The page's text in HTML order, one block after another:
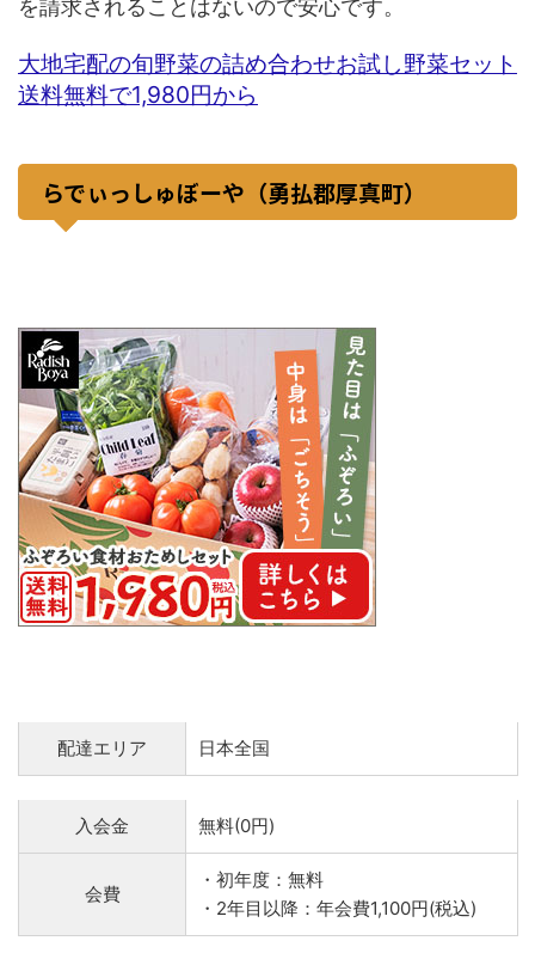
を請求されることはないので安心です。
大地宅配の旬野菜の詰め合わせお試し野菜セット
送料無料で1,980円から
らでぃっしゅぼーや（勇払郡厚真町）
配達エリア 日本全国
入会金 無料(0円)
会費
・初年度：無料
・2年目以降：年会費1,100円(税込)